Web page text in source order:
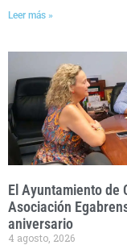
Leer más »
El Ayuntamiento de
Asociación
aniversario
4 agosto, 2026